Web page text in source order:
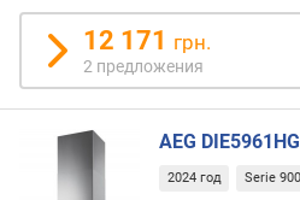
н
ы
й
р
е
ж
и
12 171 грн.
2 предложения
AEG DIE5961HG
2024 год Serie